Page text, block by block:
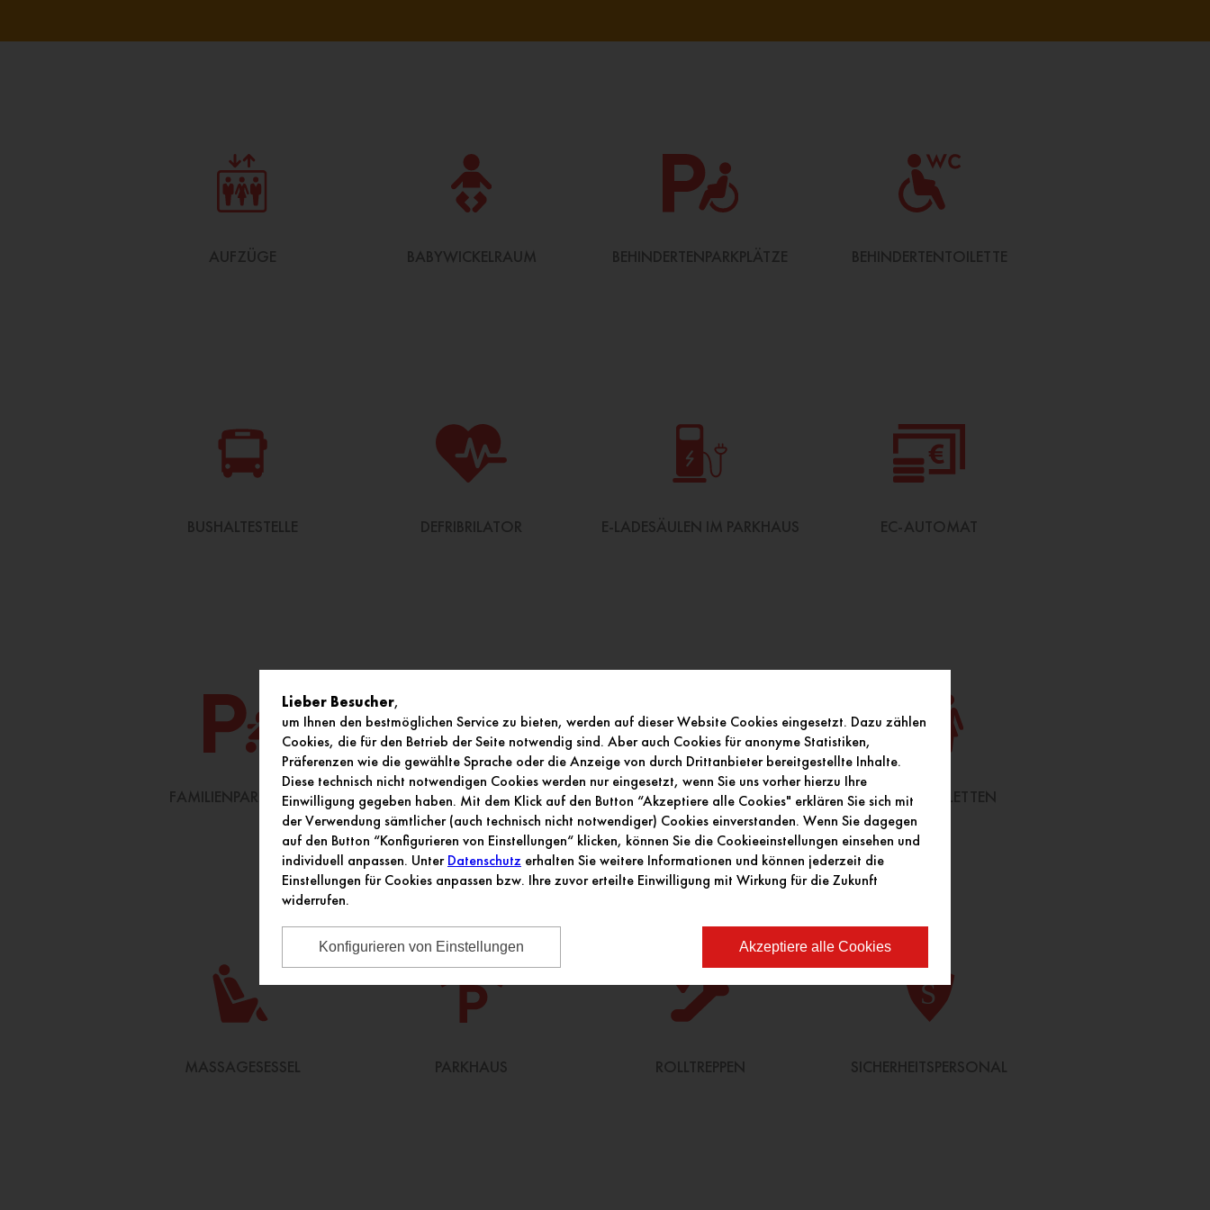
AUFZÜGE BABYWICKELRAUM BEHINDERTENPARKPLÄTZE BEHINDERTENTOILETTE
BUSHALTESTELLE DEFRIBRILATOR E-LADESÄULEN IM PARKHAUS EC-AUTOMAT
FAMILIENPARKPLÄTZE FOTOAUTOMAT „FOTOFIX“ HEALTH POINT KUNDENTOILETTEN
MASSAGESESSEL PARKHAUS ROLLTREPPEN SICHERHEITSPERSONAL
Lieber Besucher,
um Ihnen den bestmöglichen Service zu bieten, werden auf dieser Website Cookies eingesetzt. Dazu zählen
Cookies, die für den Betrieb der Seite notwendig sind. Aber auch Cookies für anonyme Statistiken,
Präferenzen wie die gewählte Sprache oder die Anzeige von durch Drittanbieter bereitgestellte Inhalte.
Diese technisch nicht notwendigen Cookies werden nur eingesetzt, wenn Sie uns vorher hierzu Ihre
Einwilligung gegeben haben. Mit dem Klick auf den Button “Akzeptiere alle Cookies" erklären Sie sich mit
der Verwendung sämtlicher (auch technisch nicht notwendiger) Cookies einverstanden. Wenn Sie dagegen
auf den Button “Konfigurieren von Einstellungen“ klicken, können Sie die Cookieeinstellungen einsehen und
individuell anpassen. UnterDatenschutz erhalten Sie weitere Informationen und können jederzeit die
Einstellungen für Cookies anpassen bzw. Ihre zuvor erteilte Einwilligung mit Wirkung für die Zukunft
widerrufen.
Konfigurieren von Einstellungen Akzeptiere alle Cookies